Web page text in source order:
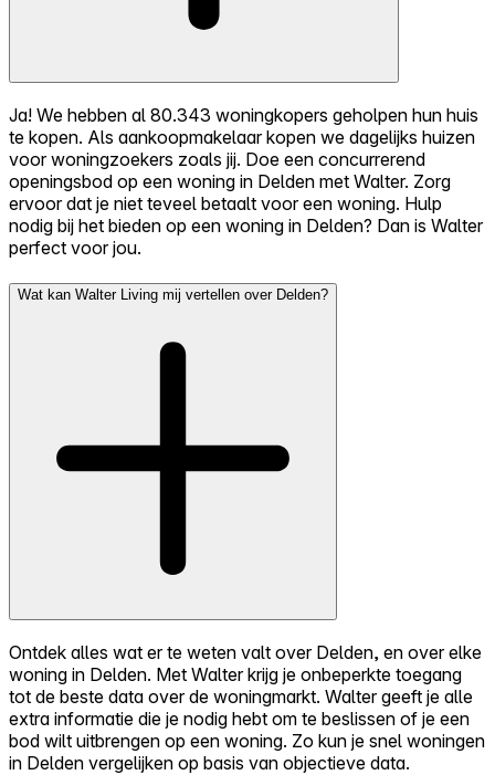
Ja! We hebben al 80.343 woningkopers geholpen hun huis
te kopen. Als aankoopmakelaar kopen we dagelijks huizen
voor woningzoekers zoals jij. Doe een concurrerend
openingsbod op een woning in Delden met Walter. Zorg
ervoor dat je niet teveel betaalt voor een woning. Hulp
nodig bij het bieden op een woning in Delden? Dan is Walter
perfect voor jou.
Wat kan Walter Living mij vertellen over Delden?
Ontdek alles wat er te weten valt over Delden, en over elke
woning in Delden. Met Walter krijg je onbeperkte toegang
tot de beste data over de woningmarkt. Walter geeft je alle
extra informatie die je nodig hebt om te beslissen of je een
bod wilt uitbrengen op een woning. Zo kun je snel woningen
in Delden vergelijken op basis van objectieve data.